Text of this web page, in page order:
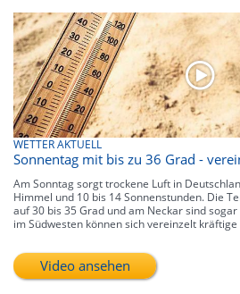
WETTER AKTUELL
Sonnentag mit bis zu 36 Grad -
Am Sonntag sorgt trockene Luft in
Himmel und 10 bis 14 Sonnenstunden. Die
auf 30 bis 35 Grad und am Neckar sind
im Südwesten können sich vereinzelt
Video ansehen